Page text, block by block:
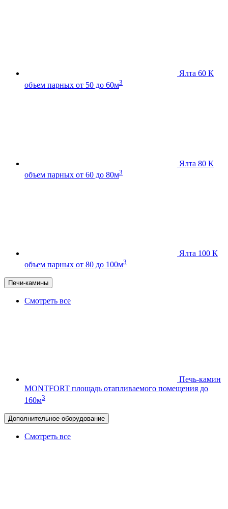
Ялта 60 К
объем парных от 50 до 60м3
Ялта 80 К
объем парных от 60 до 80м3
Ялта 100 К
объем парных от 80 до 100м3
Печи-камины
Смотреть все
Печь-камин
MONTFORT площадь отапливаемого помещения до
160м3
Дополнительное оборудование
Смотреть все